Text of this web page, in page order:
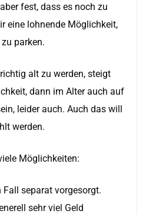
fest, dass es noch zu
eine lohnende Möglichkeit,
parken.
alt zu werden, steigt
dann im Alter auch auf
leider auch. Auch das will
werden.
Möglichkeiten:
separat vorgesorgt.
sehr viel Geld